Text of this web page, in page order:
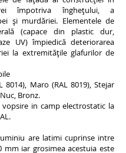
împotriva îngheţului, a
şi murdăriei. Elementele de
(capace din plastic dur,
UV) împiedică deteriorarea
la extremităţile glafurilor de
8014), Maro (RAL 8019), Stejar
Bronz.
vopsire in camp electrostatic la
are latimi cuprinse intre
mm iar grosimea acestuia este